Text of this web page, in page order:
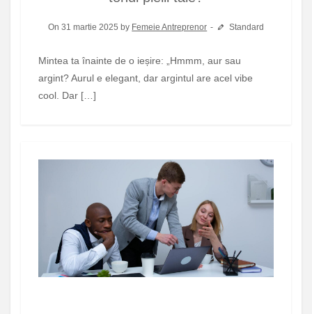
On 31 martie 2025 by Femeie Antreprenor Standard
Mintea ta înainte de o ieșire: „Hmmm, aur sau
argint? Aurul e elegant, dar argintul are acel vibe
cool. Dar […]